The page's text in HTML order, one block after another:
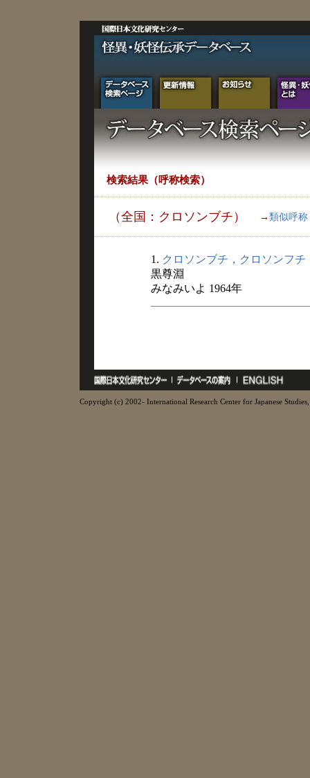
検索結果（呼称検索）
（全国：クロソンブチ） → 類似呼称
1. クロソンブチ，クロソンフチ
黒尊淵
みなみいよ 1964年
Copyright (c) 2002- International Research Center for Japanese